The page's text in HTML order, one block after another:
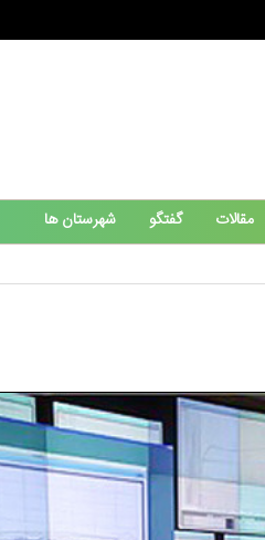
مقالات گفتگو شهرستان ها